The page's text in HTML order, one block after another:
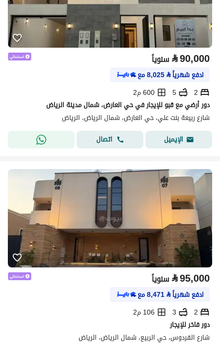
⃁90,000 سنوياً
ادفع شهرياً⃁
8,025مع
2
5
600 م2
دور أرضي مع قبو للإيجار في حي العارض، شمال مدينة الرياض
شارع ربيعة بنت علي، حي العارض، شمال الرياض، الرياض
الإيميل
اتصال
⃁95,000 سنوياً
ادفع شهرياً⃁
8,471مع
2
3
106 م2
دور فاخر للإيجار
شارع الفردوس، حي الربيع، شمال الرياض، الرياض